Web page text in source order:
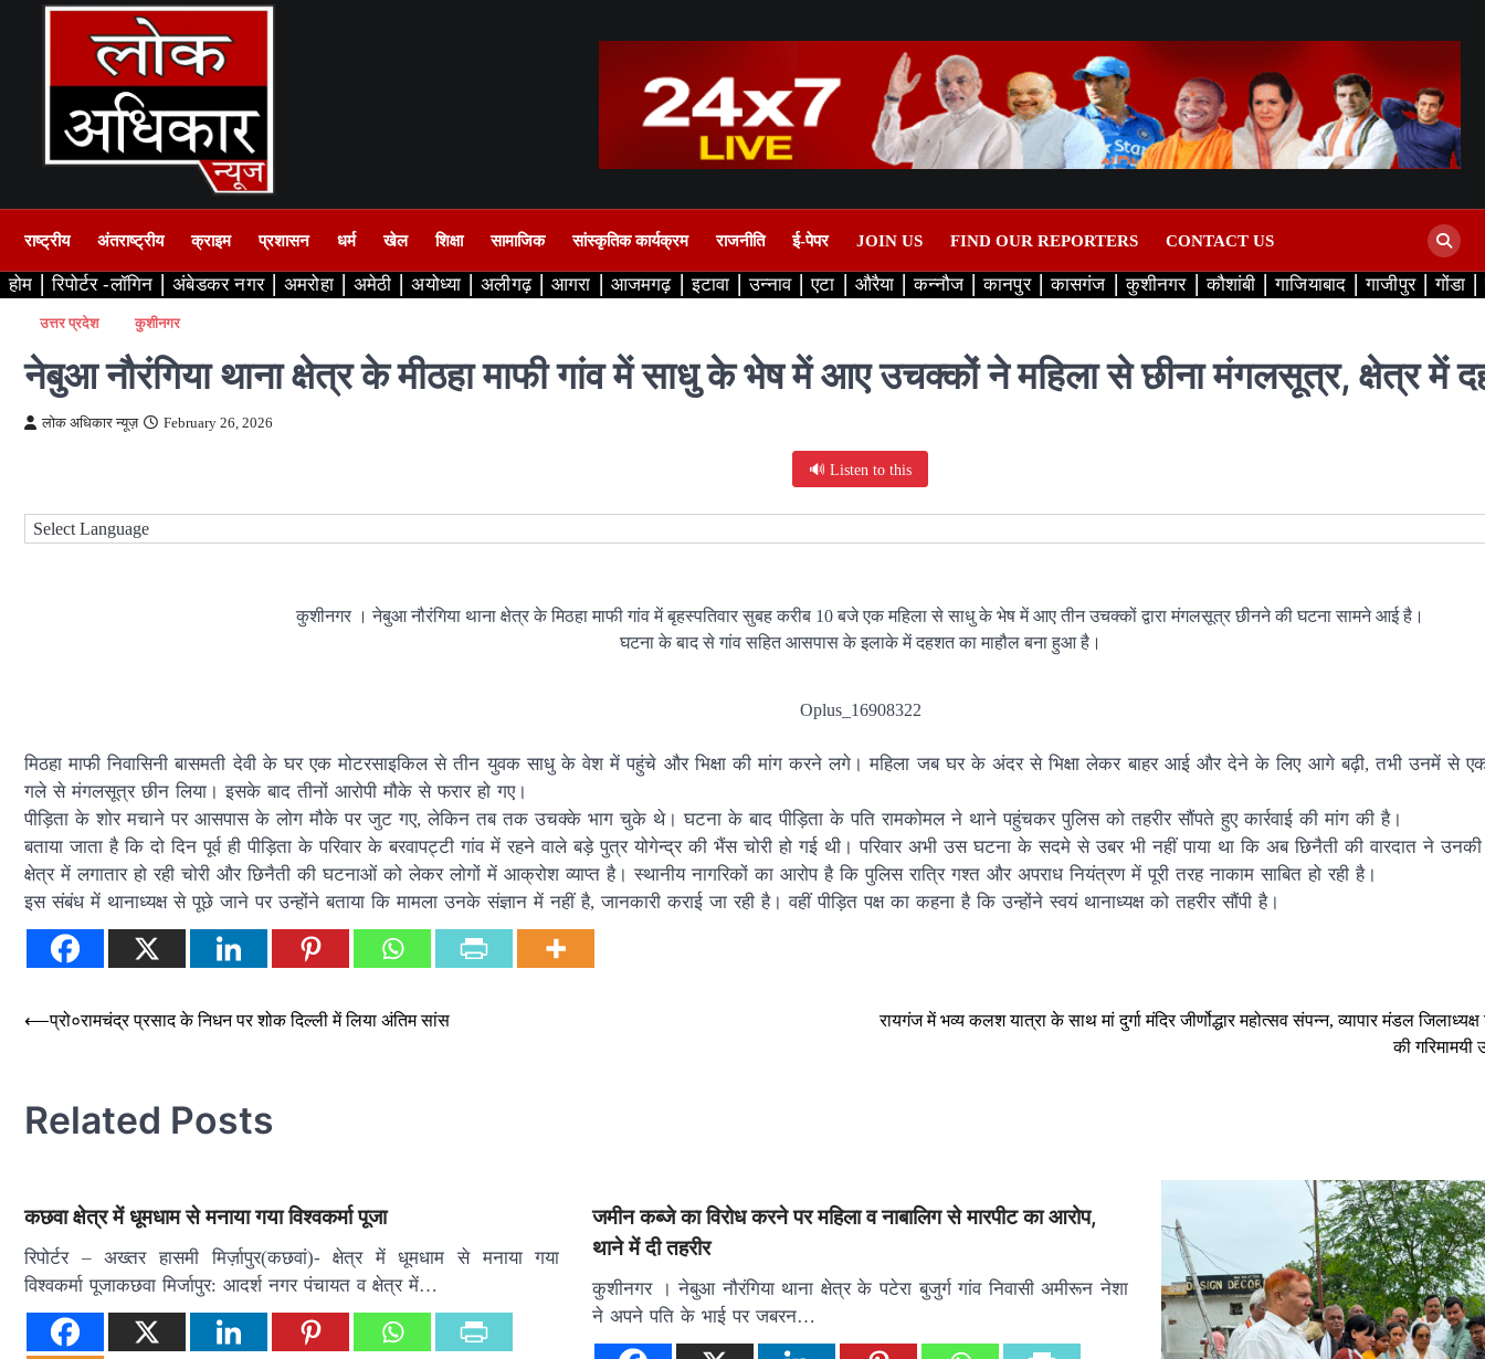
राष्ट्रीय अंतराष्ट्रीय क्राइम प्रशासन धर्म खेल शिक्षा सामाजिक सांस्कृतिक कार्यक्रम राजनीति ई-पेपर JOIN US FIND OUR REPORTERS CONTACT US
होम रिपोर्टर -लॉगिन अंबेडकर नगर अमरोहा अमेठी अयोध्या अलीगढ़ आगरा आजमगढ़ इटावा उन्नाव एटा औरैया कन्नौज कानपुर कासगंज कुशीनगर कौशांबी गाजियाबाद गाजीपुर गोंडा
उत्तर प्रदेश कुशीनगर
नेबुआ नौरंगिया थाना क्षेत्र के मीठहा माफी गांव में साधु के भेष में आए उचक्कों ने महिला से छीना मंगलसूत्र, क्षेत्र में
लोक अधिकार न्यूज़ February 26, 2026
🔊 Listen to this
कुशीनगर । नेबुआ नौरंगिया थाना क्षेत्र के मिठहा माफी गांव में बृहस्पतिवार सुबह करीब 10 बजे एक महिला से साधु के भेष में आए तीन उचक्कों द्वारा मंगलसूत्र छीनने की घटना सामने आई है।
घटना के बाद से गांव सहित आसपास के इलाके में दहशत का माहौल बना हुआ है।
Oplus_16908322
मिठहा माफी निवासिनी बासमती देवी के घर एक मोटरसाइकिल से तीन युवक साधु के वेश में पहुंचे और भिक्षा की मांग करने लगे। महिला जब घर के अंदर से भिक्षा लेकर बाहर आई और देने के लिए आगे बढ़ी, तभी उनमें से
गले से मंगलसूत्र छीन लिया। इसके बाद तीनों आरोपी मौके से फरार हो गए।
पीड़िता के शोर मचाने पर आसपास के लोग मौके पर जुट गए, लेकिन तब तक उचक्के भाग चुके थे। घटना के बाद पीड़िता के पति रामकोमल ने थाने पहुंचकर पुलिस को तहरीर सौंपते हुए कार्रवाई की मांग की है।
बताया जाता है कि दो दिन पूर्व ही पीड़िता के परिवार के बरवापट्टी गांव में रहने वाले बड़े पुत्र योगेन्द्र की भैंस चोरी हो गई थी। परिवार अभी उस घटना के सदमे से उबर भी नहीं पाया था कि अब छिनैती की वारदात ने
क्षेत्र में लगातार हो रही चोरी और छिनैती की घटनाओं को लेकर लोगों में आक्रोश व्याप्त है। स्थानीय नागरिकों का आरोप है कि पुलिस रात्रि गश्त और अपराध नियंत्रण में पूरी तरह नाकाम साबित हो रही है।
इस संबंध में थानाध्यक्ष से पूछे जाने पर उन्होंने बताया कि मामला उनके संज्ञान में नहीं है, जानकारी कराई जा रही है। वहीं पीड़ित पक्ष का कहना है कि उन्होंने स्वयं थानाध्यक्ष को तहरीर सौंपी है।
Post
⟵प्रो०रामचंद्र प्रसाद के निधन पर शोक दिल्ली में लिया अंतिम सांस
रायगंज में भव्य कलश यात्रा के साथ मां दुर्गा मंदिर जीर्णोद्धार महोत्सव संपन्न, व्यापार मंडल
की
Related Posts
कछवा क्षेत्र में धूमधाम से मनाया गया विश्वकर्मा पूजा
रिपोर्टर – अख्तर हासमी मिर्ज़ापुर(कछवां)- क्षेत्र में धूमधाम से मनाया गया
विश्वकर्मा पूजाकछवा मिर्जापुर: आदर्श नगर पंचायत व क्षेत्र में…
जमीन कब्जे का विरोध करने पर महिला व नाबालिग से मारपीट का आरोप,
थाने में दी तहरीर
कुशीनगर । नेबुआ नौरंगिया थाना क्षेत्र के पटेरा बुजुर्ग गांव निवासी अमीरून नेशा
ने अपने पति के भाई पर जबरन…